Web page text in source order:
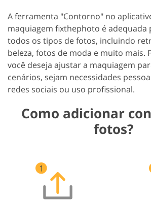
A ferramenta "Contorno" no
maquiagem fixthephoto é adequada
todos os tipos de fotos, incluindo
beleza, fotos de moda e muito mais.
você deseja ajustar a maquiagem
cenários, sejam necessidades
redes sociais ou uso profissional.
Como adicionar
fotos?